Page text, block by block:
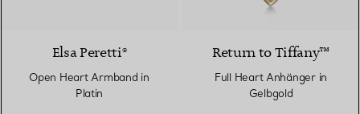
3 Materialien
Elsa Peretti®
Open Heart Armband in
Platin
Return to Tiffany™
Full Heart Anhänger in
Gelbgold